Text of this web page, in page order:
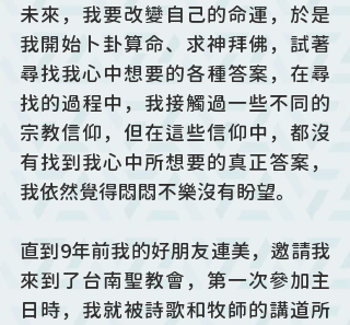
未來，我要改變自己的命運，於是
我開始卜卦算命、求神拜佛，試著
尋找我心中想要的各種答案，在尋
找的過程中，我接觸過一些不同的
宗教信仰，但在這些信仰中，都沒
有找到我心中所想要的真正答案，
我依然覺得悶悶不樂沒有盼望。
直到9年前我的好朋友連美，邀請我
來到了台南聖教會，第一次參加主
日時，我就被詩歌和牧師的講道所